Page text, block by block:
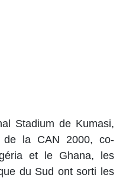
Stadium de Kumasi,
la CAN 2000, co-
et le Ghana, les
du Sud ont sorti les